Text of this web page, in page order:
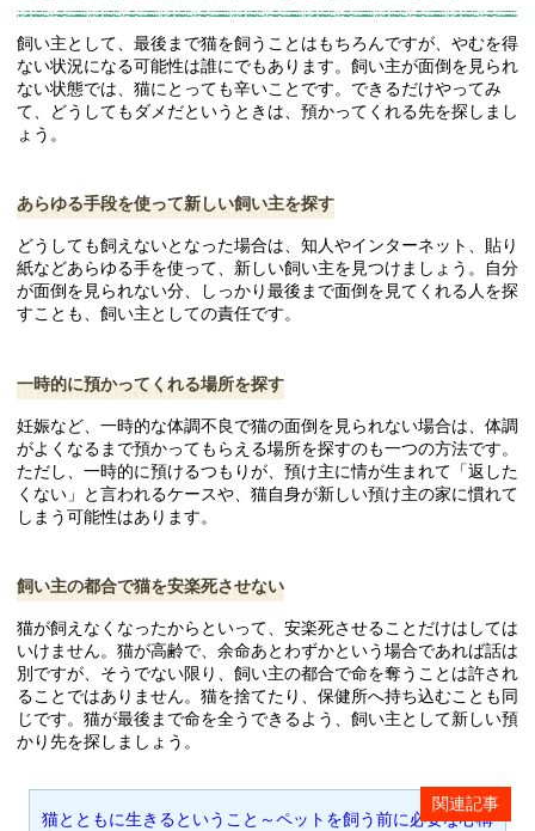
飼い主として、最後まで猫を飼うことはもちろんですが、やむを得
ない状況になる可能性は誰にでもあります。飼い主が面倒を見られ
ない状態では、猫にとっても辛いことです。できるだけやってみ
て、どうしてもダメだというときは、預かってくれる先を探しまし
ょう。
あらゆる手段を使って新しい飼い主を探す
どうしても飼えないとなった場合は、知人やインターネット、貼り
紙などあらゆる手を使って、新しい飼い主を見つけましょう。自分
が面倒を見られない分、しっかり最後まで面倒を見てくれる人を探
すことも、飼い主としての責任です。
一時的に預かってくれる場所を探す
妊娠など、一時的な体調不良で猫の面倒を見られない場合は、体調
がよくなるまで預かってもらえる場所を探すのも一つの方法です。
ただし、一時的に預けるつもりが、預け主に情が生まれて「返した
くない」と言われるケースや、猫自身が新しい預け主の家に慣れて
しまう可能性はあります。
飼い主の都合で猫を安楽死させない
猫が飼えなくなったからといって、安楽死させることだけはしては
いけません。猫が高齢で、余命あとわずかという場合であれば話は
別ですが、そうでない限り、飼い主の都合で命を奪うことは許され
ることではありません。猫を捨てたり、保健所へ持ち込むことも同
じです。猫が最後まで命を全うできるよう、飼い主として新しい預
かり先を探しましょう。
猫とともに生きるということ～ペットを飼う前に必要な心構